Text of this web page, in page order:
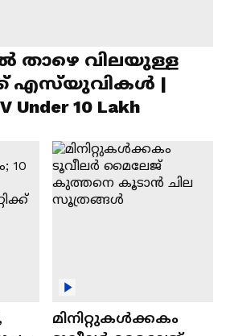
താഴെ വിലയുള്ള
എസ്‍യുവികൾ |
Under 10 Lakh
മിനിറ്റുകൾക്കകം